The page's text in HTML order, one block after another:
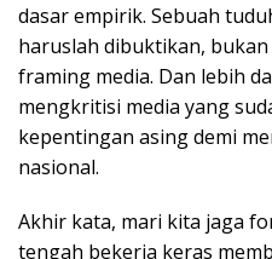
dasar empirik. Sebuah
haruslah dibuktikan,
framing media. Dan lebih
mengkritisi media yang
kepentingan asing demi
nasional.
Akhir kata, mari kita jaga
tengah bekerja keras